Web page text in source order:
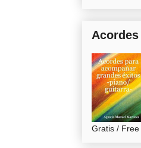
Acordes
Gratis / Free